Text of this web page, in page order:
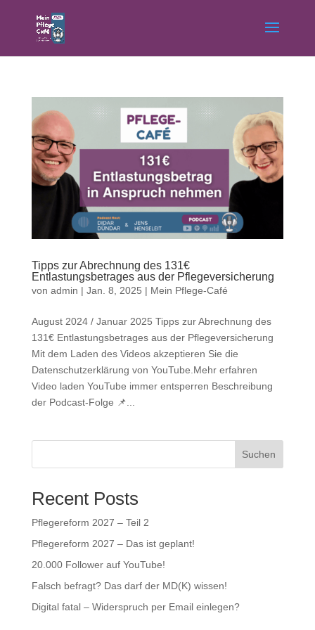
Tipps zur Abrechnung des 131€
Entlastungsbetrages aus der Pflegeversicherung
von admin | Jan. 8, 2025 | Mein Pflege-Café
August 2024 / Januar 2025 Tipps zur Abrechnung des
131€ Entlastungsbetrages aus der Pflegeversicherung
Mit dem Laden des Videos akzeptieren Sie die
Datenschutzerklärung von YouTube.Mehr erfahren
Video laden YouTube immer entsperren Beschreibung
der Podcast-Folge 📌...
Suchen
Recent Posts
Pflegereform 2027 – Teil 2
Pflegereform 2027 – Das ist geplant!
20.000 Follower auf YouTube!
Falsch befragt? Das darf der MD(K) wissen!
Digital fatal – Widerspruch per Email einlegen?